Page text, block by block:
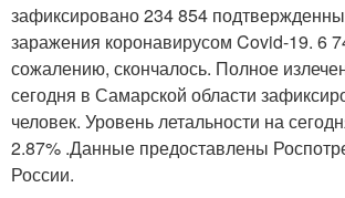
зафиксировано 234 854
заражения коронавирусом Covid-19. 6
сожалению, скончалось. Полное
сегодня в Самарской области
человек. Уровень летальности на
2.87% .Данные предоставлены
России.